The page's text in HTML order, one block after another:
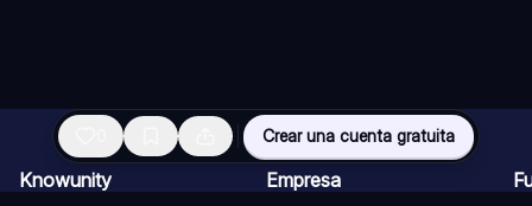
Crear una cuenta gratuita
Knowunity Empresa